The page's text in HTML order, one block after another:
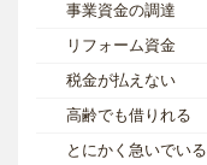
事業資金の調達
リフォーム資金
税金が払えない
高齢でも借りれる
とにかく急いでいる